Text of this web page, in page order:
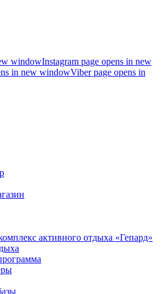
windowInstagram page opens in new
in new windowViber page opens in
активного отдыха «Гепард»